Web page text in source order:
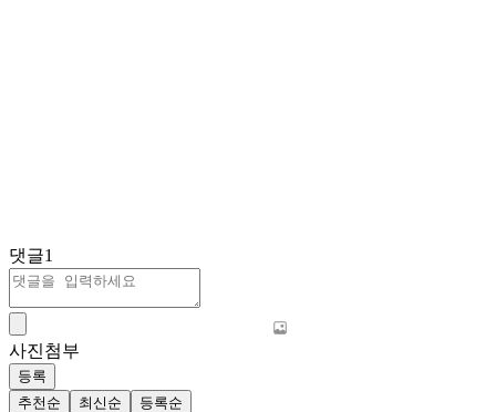
댓글1
사진첨부
등록
추천순
최신순 등록순